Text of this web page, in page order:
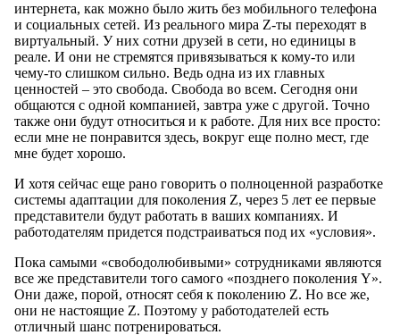
интернета, как можно было жить без мобильного телефона
и социальных сетей. Из реального мира Z-ты переходят в
виртуальный. У них сотни друзей в сети, но единицы в
реале. И они не стремятся привязываться к кому-то или
чему-то слишком сильно. Ведь одна из их главных
ценностей – это свобода. Свобода во всем. Сегодня они
общаются с одной компанией, завтра уже с другой. Точно
также они будут относиться и к работе. Для них все просто:
если мне не понравится здесь, вокруг еще полно мест, где
мне будет хорошо.
И хотя сейчас еще рано говорить о полноценной разработке
системы адаптации для поколения Z, через 5 лет ее первые
представители будут работать в ваших компаниях. И
работодателям придется подстраиваться под их «условия».
Пока самыми «свободолюбивыми» сотрудниками являются
все же представители того самого «позднего поколения Y».
Они даже, порой, относят себя к поколению Z. Но все же,
они не настоящие Z. Поэтому у работодателей есть
отличный шанс потренироваться.